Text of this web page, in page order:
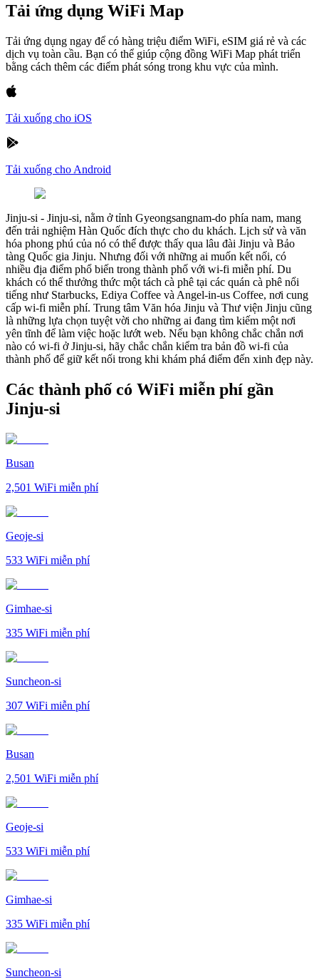
Tải ứng dụng WiFi Map
Tải ứng dụng ngay để có hàng triệu điểm WiFi, eSIM giá rẻ và các
dịch vụ toàn cầu. Bạn có thể giúp cộng đồng WiFi Map phát triển
bằng cách thêm các điểm phát sóng trong khu vực của mình.
Tải xuống cho iOS
Tải xuống cho Android
Jinju-si - Jinju-si, nằm ở tỉnh Gyeongsangnam-do phía nam, mang
đến trải nghiệm Hàn Quốc đích thực cho du khách. Lịch sử và văn
hóa phong phú của nó có thể được thấy qua lâu đài Jinju và Bảo
tàng Quốc gia Jinju. Nhưng đối với những ai muốn kết nối, có
nhiều địa điểm phổ biến trong thành phố với wi-fi miễn phí. Du
khách có thể thưởng thức một tách cà phê tại các quán cà phê nổi
tiếng như Starbucks, Ediya Coffee và Angel-in-us Coffee, nơi cung
cấp wi-fi miễn phí. Trung tâm Văn hóa Jinju và Thư viện Jinju cũng
là những lựa chọn tuyệt vời cho những ai đang tìm kiếm một nơi
yên tĩnh để làm việc hoặc lướt web. Nếu bạn không chắc chắn nơi
nào có wi-fi ở Jinju-si, hãy chắc chắn kiểm tra bản đồ wi-fi của
thành phố để giữ kết nối trong khi khám phá điểm đến xinh đẹp này.
Các thành phố có WiFi miễn phí gần
Jinju-si
Busan
2,501 WiFi miễn phí
Geoje-si
533 WiFi miễn phí
Gimhae-si
335 WiFi miễn phí
Suncheon-si
307 WiFi miễn phí
Busan
2,501 WiFi miễn phí
Geoje-si
533 WiFi miễn phí
Gimhae-si
335 WiFi miễn phí
Suncheon-si